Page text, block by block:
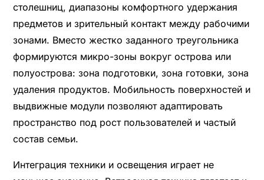
столешниц, диапазоны комфортного удержания
предметов и зрительный контакт между рабочими
зонами. Вместо жестко заданного треугольника
формируются микро-зоны вокруг острова или
полуострова: зона подготовки, зона готовки, зона
удаления продуктов. Мобильность поверхностей и
выдвижные модули позволяют адаптировать
пространство под рост пользователей и частый
состав семьи.
Интеграция техники и освещения играет не